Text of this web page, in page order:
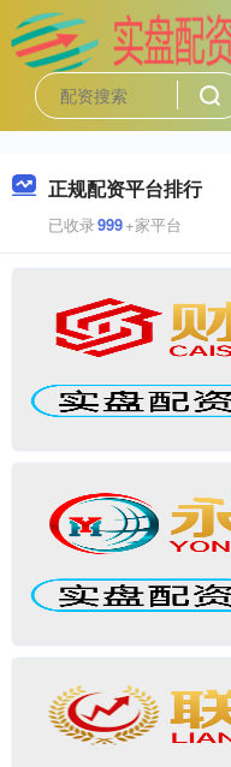
正规配资平台排行
已收录999+家平台